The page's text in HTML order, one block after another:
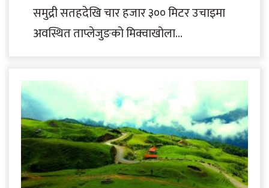
समुद्री सतहदेखि चार हजार ३०० मिटर उचाइमा
अवस्थित ताप्लेजुङको मिक्वाखोला